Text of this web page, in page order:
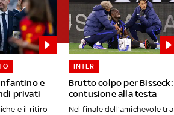
e
privati
e il ritiro
Brutto colpo per Bisseck:
contusione alla testa
INTER
Nel finale dell'amichevole tra